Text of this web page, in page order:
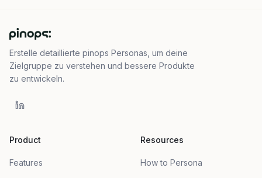
Erstelle detaillierte pinops Personas, um deine
Zielgruppe zu verstehen und bessere Produkte
zu entwickeln.
Product
Features
Resources
How to Persona